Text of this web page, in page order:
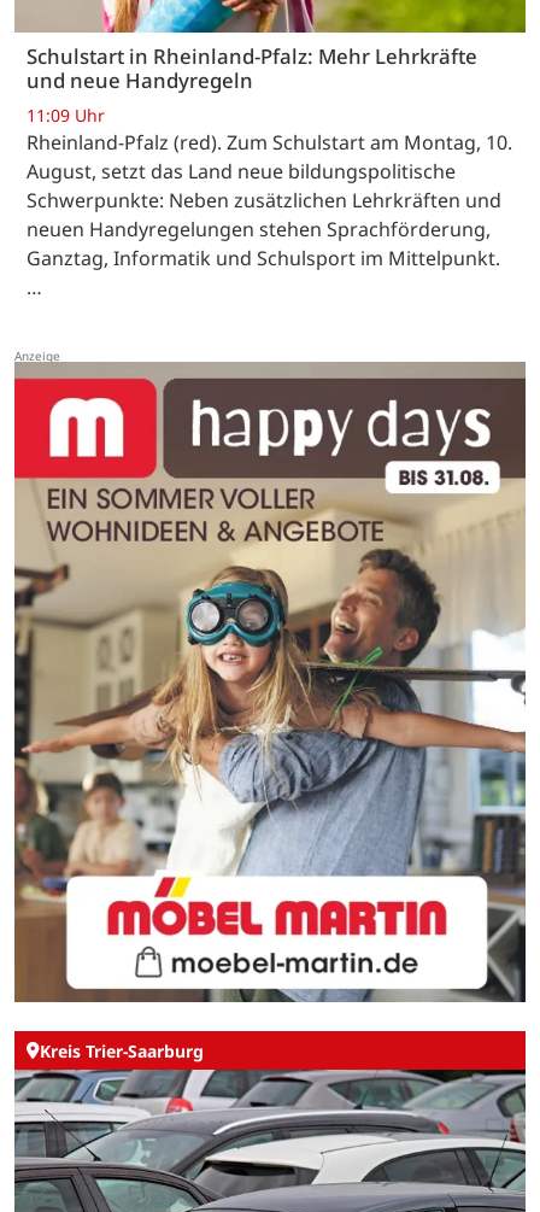
Schulstart in Rheinland-Pfalz: Mehr Lehrkräfte
und neue Handyregeln
11:09 Uhr
Rheinland-Pfalz (red). Zum Schulstart am Montag, 10.
August, setzt das Land neue bildungspolitische
Schwerpunkte: Neben zusätzlichen Lehrkräften und
neuen Handyregelungen stehen Sprachförderung,
Ganztag, Informatik und Schulsport im Mittelpunkt.
…
Kreis Trier-Saarburg